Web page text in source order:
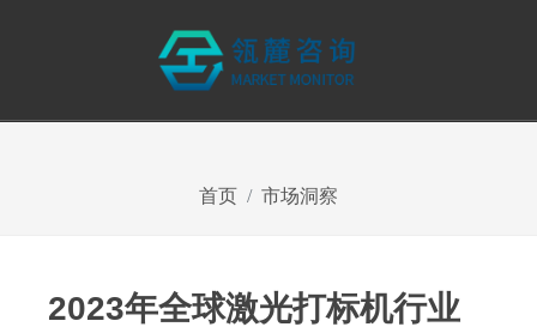
首页 市场洞察
2023年全球激光打标机行业